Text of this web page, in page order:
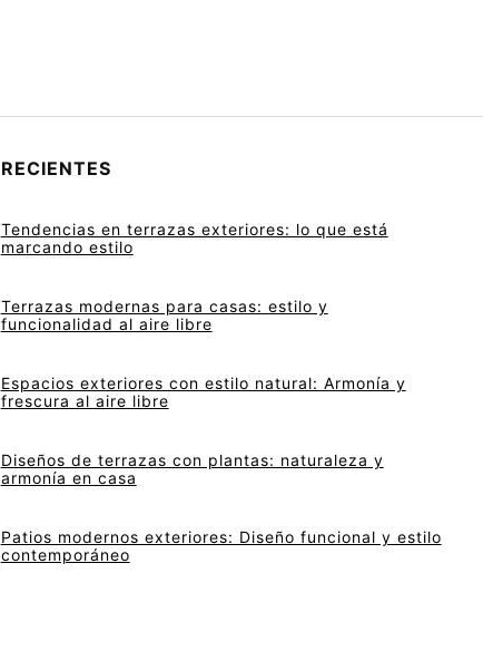
RECIENTES
Tendencias en terrazas exteriores: lo que está
marcando estilo
Terrazas modernas para casas: estilo y
funcionalidad al aire libre
Espacios exteriores con estilo natural: Armonía y
frescura al aire libre
Diseños de terrazas con plantas: naturaleza y
armonía en casa
Patios modernos exteriores: Diseño funcional y estilo
contemporáneo